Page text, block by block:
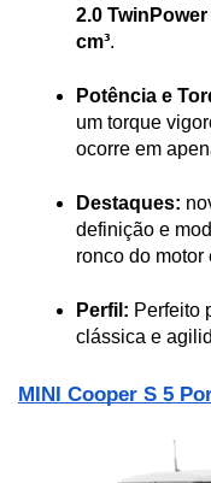
2.0
cm³.
Potência e
um torque
ocorre em
Destaques:
definição e
ronco do motor
Perfil: Perfeito
clássica e
MINI Cooper S 5